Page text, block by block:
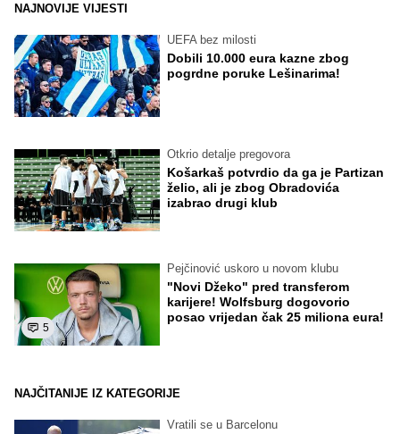
NAJNOVIJE VIJESTI
UEFA bez milosti
Dobili 10.000 eura kazne zbog
pogrdne poruke Lešinarima!
Otkrio detalje pregovora
Košarkaš potvrdio da ga je Partizan
želio, ali je zbog Obradovića
izabrao drugi klub
5
Pejčinović uskoro u novom klubu
"Novi Džeko" pred transferom
karijere! Wolfsburg dogovorio
posao vrijedan čak 25 miliona eura!
NAJČITANIJE IZ KATEGORIJE
Vratili se u Barcelonu